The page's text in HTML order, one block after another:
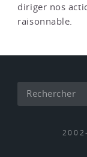
diriger nos
raisonnable.